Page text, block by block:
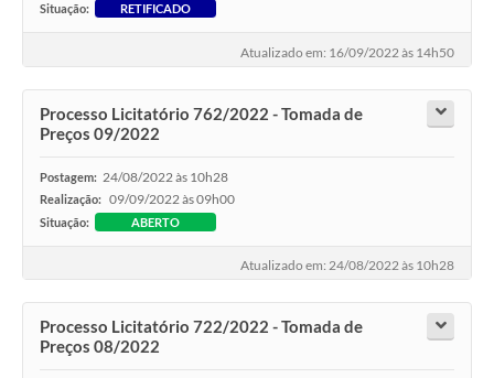
Situação: RETIFICADO
Atualizado em: 16/09/2022 às 14h50
Processo Licitatório 762/2022 - Tomada de
Preços 09/2022
Postagem: 24/08/2022 às 10h28
Realização: 09/09/2022 às 09h00
Situação: ABERTO
Atualizado em: 24/08/2022 às 10h28
Processo Licitatório 722/2022 - Tomada de
Preços 08/2022